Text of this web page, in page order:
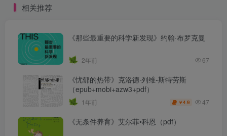
相关推荐
《那些最重要的科学新发现》约翰·布罗克曼
2年前 67
《忧郁的热带》克洛德·列维-斯特劳斯
（epub+mobi+azw3+pdf）
1年前 ￥4.9 47
《无条件养育》艾尔菲•科恩（pdf）